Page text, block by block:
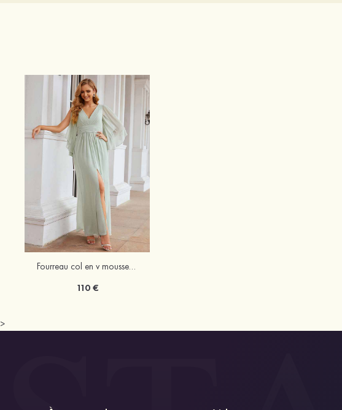
Fourreau col en v mousseline longueur ras du sol robe de demoiselle d'honneur avec plissé
110 €
>